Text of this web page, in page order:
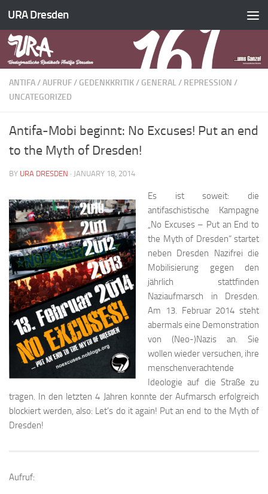
Skip to content
URA Dresden
ANTIFA/AUFRUF/ GEDENKKRITIK/ GENERAL/ REPRESSION /
UNCATEGORIZED
Antifa-Mobi beginnt: No Excuses! Put an end
to the Myth of Dresden!
BY URA DRESDEN · JANUARY 18, 2014
Es ist soweit: die
antifaschistische Kampagne
„No Excuses – Put an End to
the Myth of Dresden“ startet
neben Dresden Nazifrei die
Mobilisierung gegen den
jährlich stattfinden
Naziaufmarsch in Dresden.
Am 13. Februar 2014 steht
abermals eine Demonstration
von (Neo-)Nazis an. Sie
wollen wieder versuchen, ihre
menschenverachtende
Ideologie auf die Straße zu
tragen. In den letzten 4 Jahren konnte der Aufmarsch erfolgreich
blockiert werden, also: Let’s do it again! Put an end to the Myth of
Dresden!
Aufruf: